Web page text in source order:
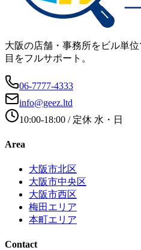
大阪の店舗・事務所をビル単
目をフルサポート。
06-7777-4333
info@geez.ltd
10:00-18:00 / 定休 水・日
Area
大阪市北区
大阪市中央区
大阪市西区
梅田エリア
本町エリア
Contact